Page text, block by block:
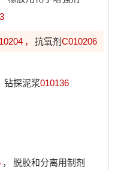
， 抗氧剂 C010206
钻探泥浆010136
， 脱胶和分离用制剂